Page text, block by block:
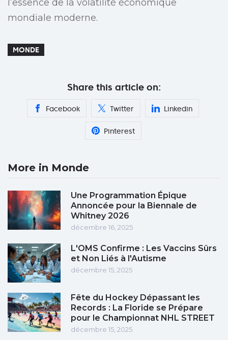
l’essence de la volatilité économique
mondiale moderne.
MONDE
Share this article on:
Facebook Twitter Linkedin
Pinterest
More in Monde
Une Programmation Épique
Annoncée pour la Biennale de
Whitney 2026
décembre 16, 2025
L'OMS Confirme : Les Vaccins Sûrs
et Non Liés à l'Autisme
décembre 15, 2025
Fête du Hockey Dépassant les
Records : La Floride se Prépare
pour le Championnat NHL STREET
décembre 15, 2025